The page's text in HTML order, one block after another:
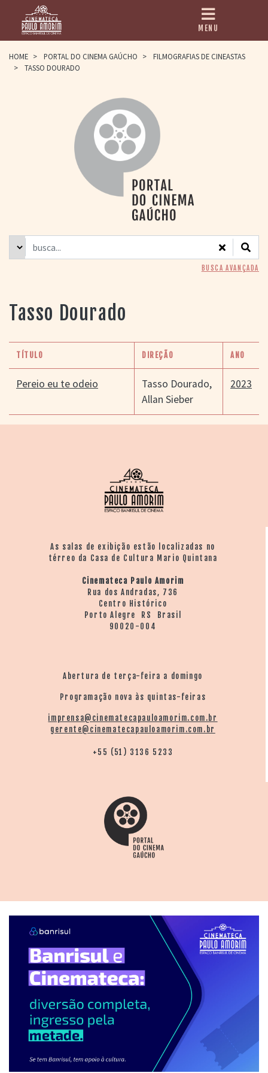
HOME
PAULO AMORIM
> HOMENAGEADOS
> EQUIPE
> ASSOCIAÇÃO DOS
> BIBLIOTECA
ROMEU GRIMALDI
> GRADE SEMANAL
> PREÇOS E
DESCONTOS
PORTAL DO
CINEMA GAÚCHO
> LISTA DE FILMES
> FILMOGRAFIAS DE
CINEASTAS
> BIBLIOGRAFIAS
MENU
HOME > PORTAL DO CINEMA GAÚCHO >
FILMOGRAFIAS DE CINEASTAS
>
TASSO DOURADO
BUSCA AVANÇADA
Tasso Dourado
TÍTULO DIREÇÃO ANO
Pereio eu te odeio Tasso Dourado,
Allan Sieber
2023
As salas de exibição estão localizadas no
térreo da Casa de Cultura Mario Quintana
Cinemateca Paulo Amorim
Rua dos Andradas, 736
Centro Histórico
Porto Alegre RS Brasil
90020-004
Abertura de terça-feira a domingo
Programação nova às quintas-feiras
imprensa@cinematecapauloamorim.com.br
gerente@cinematecapauloamorim.com.br
+55 (51) 3136 5233